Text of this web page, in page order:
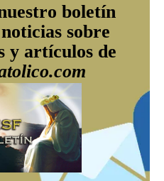
boletín
sobre
y artículos de